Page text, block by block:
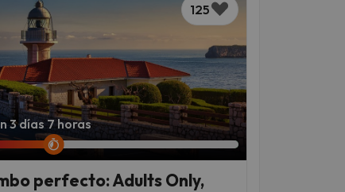
125
3 días 7 horas
perfecto: Adults Only,